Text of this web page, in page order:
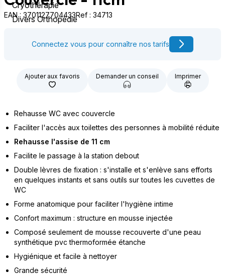
Cryothérapie
Divers Orthopédie
EAN : 3701127704433Ref : 34713
Connectez vous pour connaître nos tarifs
Ajouter aux favoris Demander un conseil Imprimer
Rehausse WC avec couvercle
Faciliter l'accès aux toilettes des personnes à mobilité réduite
Rehausse l'assise de 11 cm
Facilite le passage à la station debout
Double lèvres de fixation : s'installe et s'enlève sans efforts
en quelques instants et sans outils sur toutes les cuvettes de
WC
Forme anatomique pour faciliter l'hygiène intime
Confort maximum : structure en mousse injectée
Composé seulement de mousse recouverte d'une peau
synthétique pvc thermoformée étanche
Hygiénique et facile à nettoyer
Grande sécurité